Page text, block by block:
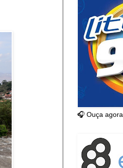
🎧 Ouça agora